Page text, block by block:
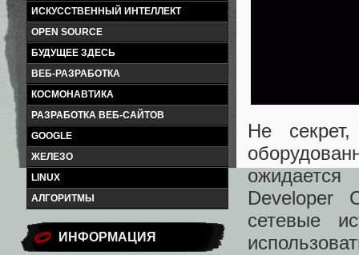
ИСКУССТВЕННЫЙ ИНТЕЛЛЕКТ
OPEN SOURCE
БУДУЩЕЕ ЗДЕСЬ
ВЕБ-РАЗРАБОТКА
КОСМОНАВТИКА
РАЗРАБОТКА ВЕБ-САЙТОВ
GOOGLE
ЖЕЛЕЗО
LINUX
АЛГОРИТМЫ
ИНФОРМАЦИЯ
Не
Developer
сетевые